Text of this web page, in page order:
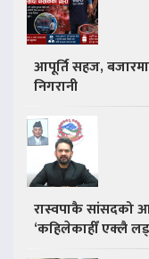
आपूर्ति सहज,
निगरानी
रास्वपाकै सांसदको
‘कहिलेकाहीँ एक्लै